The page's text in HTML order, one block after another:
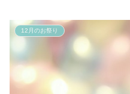
12月のお祭り